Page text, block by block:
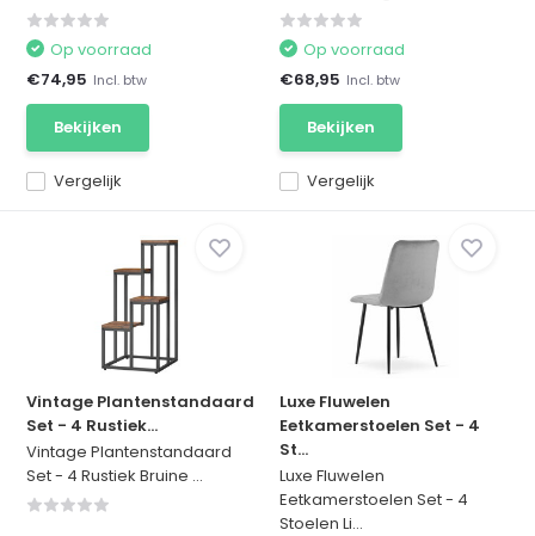
Vergelijk
Op voorraad
€74,95 Incl. btw
Bekijken
Vergelijk
Op voorraad
€68,95 Incl. btw
Bekijken
Vintage Plantenstandaard
Set - 4 Rustiek...
Vintage Plantenstandaard
Set - 4 Rustiek Bruine ...
Luxe Fluwelen
Eetkamerstoelen Set - 4
St...
Luxe Fluwelen
Eetkamerstoelen Set - 4
Stoelen Li...